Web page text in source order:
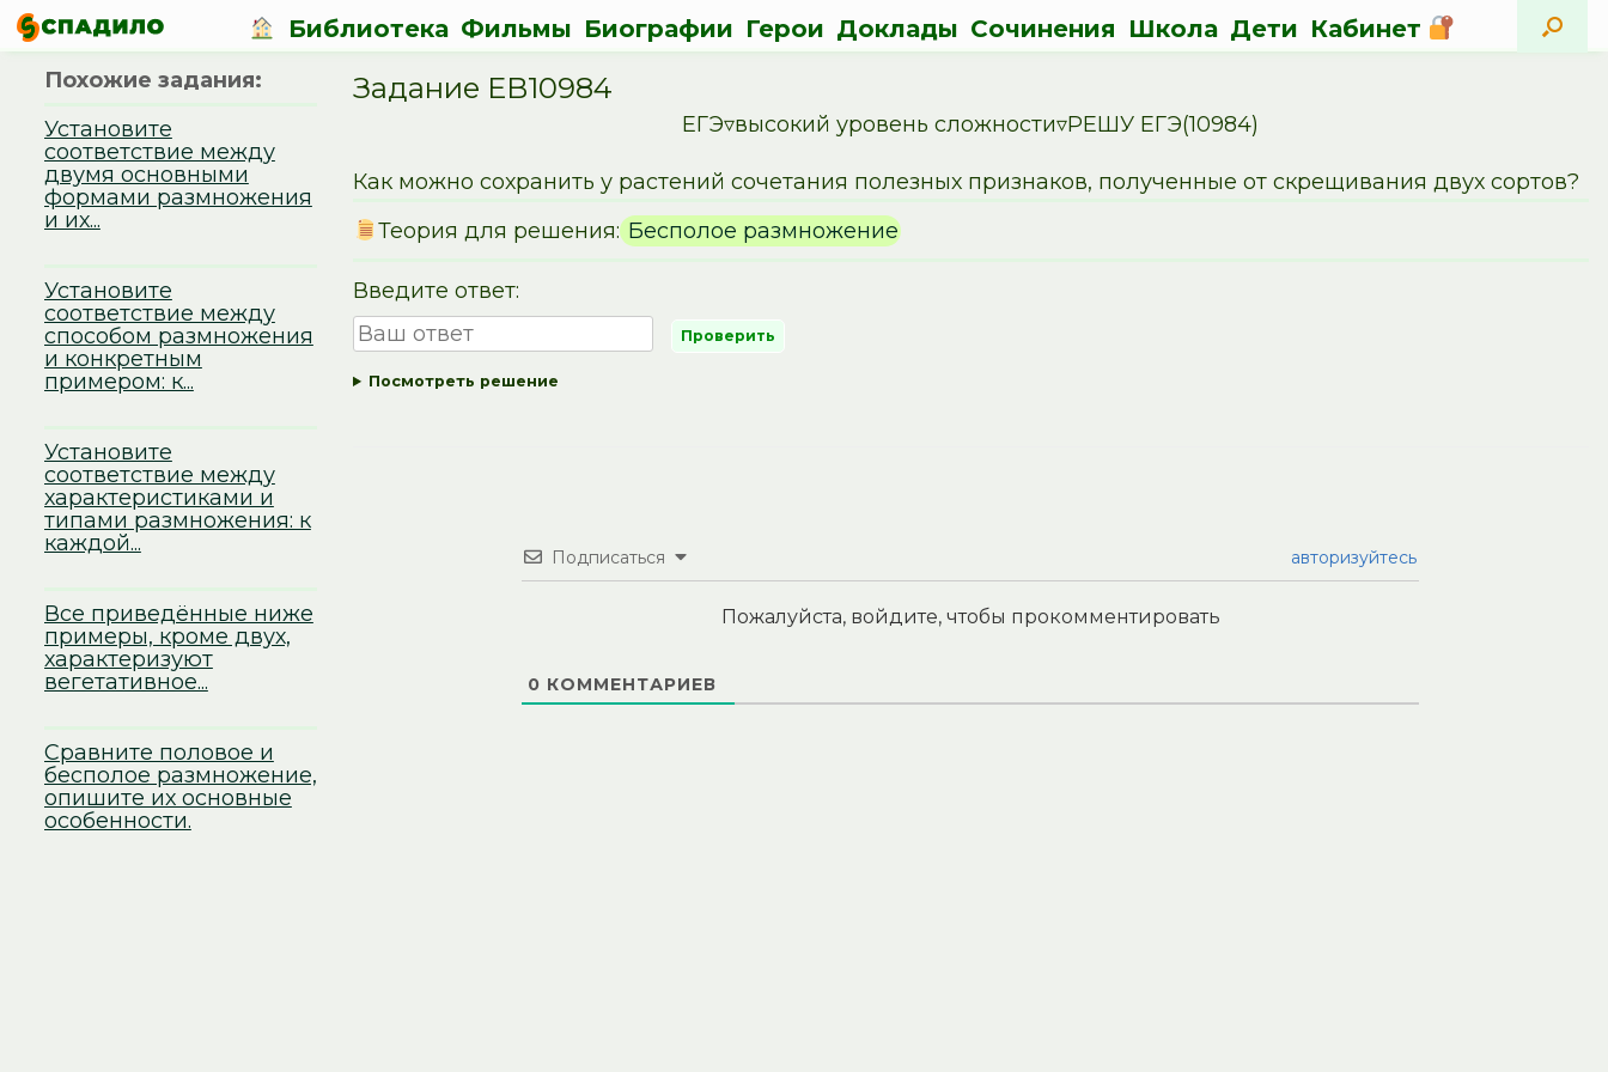
Библиотека Фильмы Биографии Герои Доклады Сочинения Школа Дети Кабинет
Задание EB10984
ЕГЭ▿высокий уровень сложности▿РЕШУ ЕГЭ(10984)
Как можно сохранить у растений сочетания полезных признаков, полученные от скрещивания двух сортов?
Теория для решения:Бесполое размножение
Введите ответ:
Посмотреть решение
Подписаться авторизуйтесь
Пожалуйста, войдите, чтобы прокомментировать
0 КОММЕНТАРИЕВ
Похожие задания:
Установите
соответствие между
двумя основными
формами размножения
и их...
Установите
соответствие между
способом размножения
и конкретным
примером: к...
Установите
соответствие между
характеристиками и
типами размножения: к
каждой...
Все приведённые ниже
примеры, кроме двух,
характеризуют
вегетативное...
Сравните половое и
бесполое размножение,
опишите их основные
особенности.